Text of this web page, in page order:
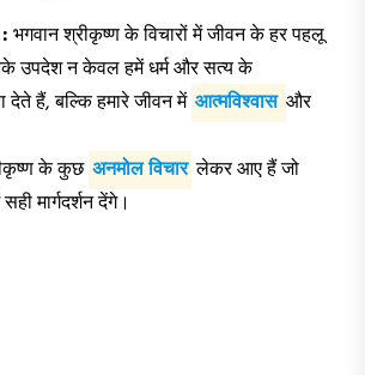
भगवान श्रीकृष्ण के विचारों में जीवन के हर पहलू
उपदेश न केवल हमें धर्म और सत्य के
देते हैं, बल्कि हमारे जीवन में आत्मविश्वास और
के कुछ अनमोल विचार लेकर आए हैं जो
मार्गदर्शन देंगे।